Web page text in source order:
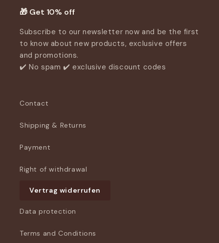
🎁 Get 10% off
Subscribe to our newsletter now and be the first
to know about new products, exclusive offers
and promotions.
✔️ No spam ✔️ exclusive discount codes
Contact
Shipping & Returns
Payment
Right of withdrawal
Vertrag widerrufen
Data protection
Terms and Conditions